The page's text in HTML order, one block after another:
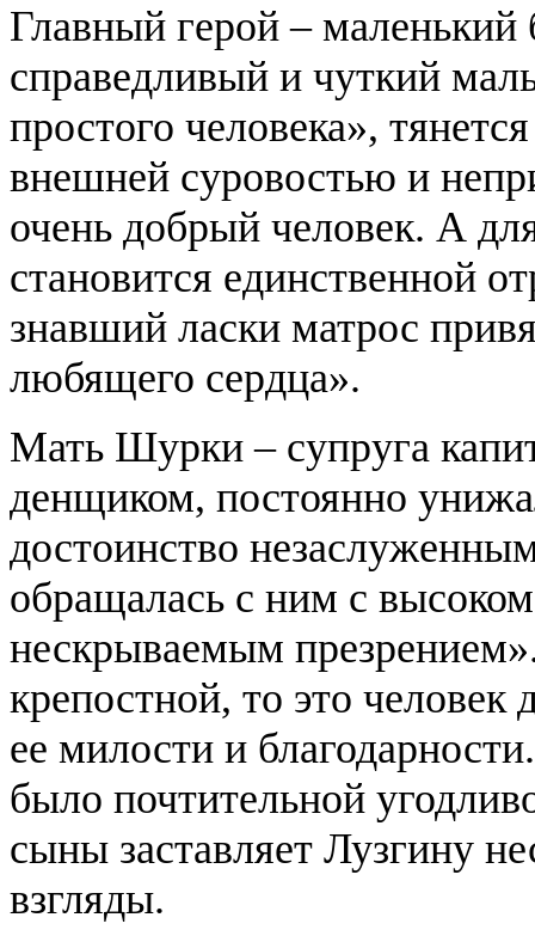
Главный герой –
справедливый и чуткий
простого человека»,
внешней суровостью и
очень добрый человек. А
становится единственной
знавший ласки матрос
любящего сердца».
Мать Шурки – супруга
денщиком, постоянно
достоинство
обращалась с ним с
нескрываемым
крепостной, то это
ее милости и
было почтительной
сыны заставляет Лузгину
взгляды.